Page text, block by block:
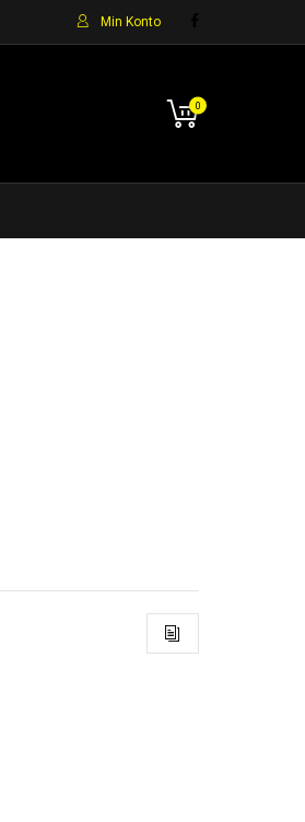
Min Konto
0